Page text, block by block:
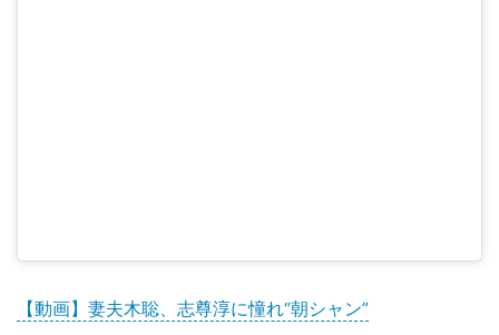
【動画】妻夫木聡、志尊淳に憧れ“朝シャン”